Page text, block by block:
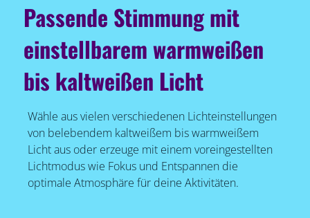
Passende Stimmung mit
einstellbarem warmweißen
bis kaltweißen Licht
Wähle aus vielen verschiedenen Lichteinstellungen
von belebendem kaltweißem bis warmweißem
Licht aus oder erzeuge mit einem voreingestellten
Lichtmodus wie Fokus und Entspannen die
optimale Atmosphäre für deine Aktivitäten.